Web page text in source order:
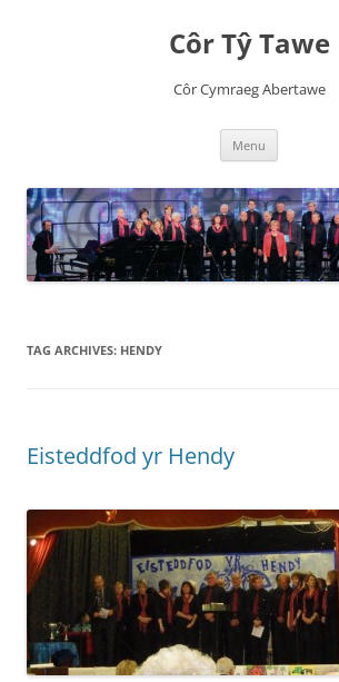
Côr Tŷ Tawe
Côr Cymraeg Abertawe
Menu
TAG ARCHIVES: HENDY
Eisteddfod yr Hendy